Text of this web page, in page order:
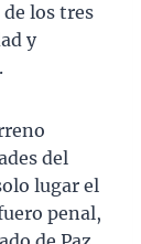
los tres
y
del
lugar el
penal,